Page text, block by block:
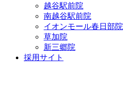
越谷駅前院
南越谷駅前院
イオンモール春日部院
草加院
新三郷院
採用サイト